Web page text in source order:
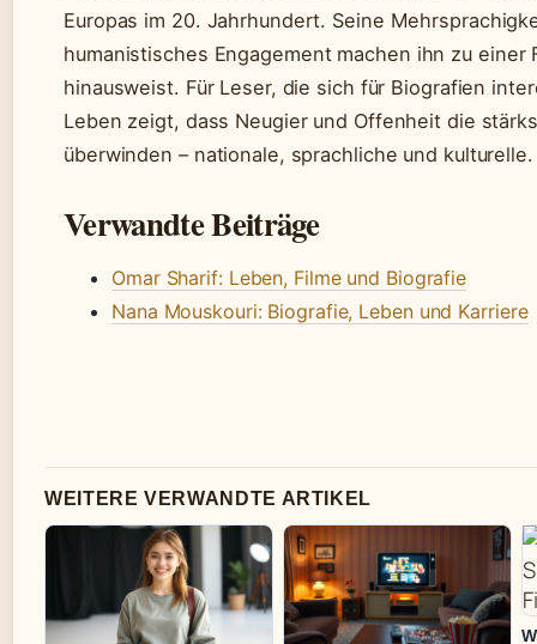
Europas im 20. Jahrhundert. Seine
humanistisches Engagement machen ihn zu
hinausweist. Für Leser, die sich für Biografien
Leben zeigt, dass Neugier und Offenheit die
überwinden – nationale, sprachliche und kulturelle.
Verwandte Beiträge
Omar Sharif: Leben, Filme und Biografie
Nana Mouskouri: Biografie, Leben und Karriere
WEITERE VERWANDTE ARTIKEL